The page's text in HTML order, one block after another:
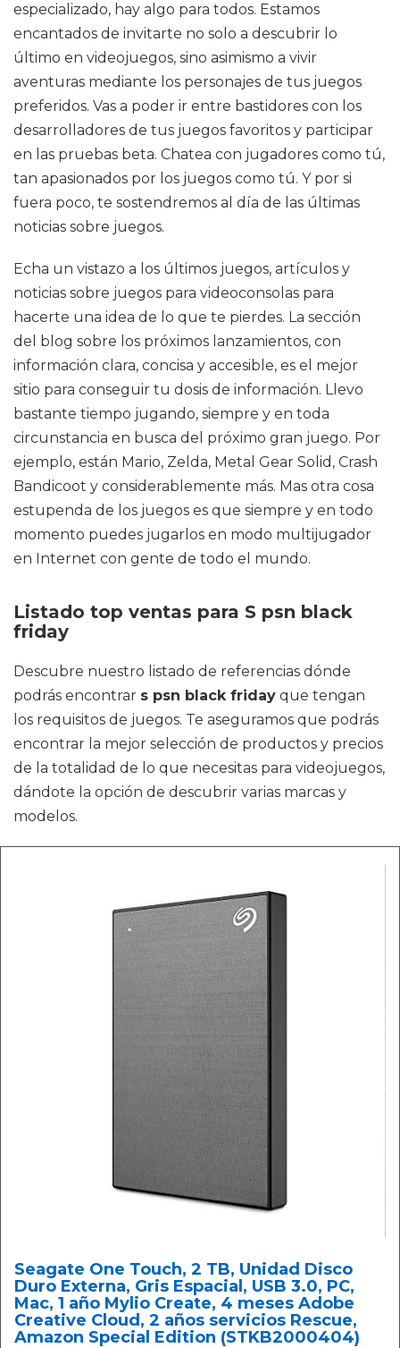
especializado, hay algo para todos. Estamos
encantados de invitarte no solo a descubrir lo
último en videojuegos, sino asimismo a vivir
aventuras mediante los personajes de tus juegos
preferidos. Vas a poder ir entre bastidores con los
desarrolladores de tus juegos favoritos y participar
en las pruebas beta. Chatea con jugadores como tú,
tan apasionados por los juegos como tú. Y por si
fuera poco, te sostendremos al día de las últimas
noticias sobre juegos.
Echa un vistazo a los últimos juegos, artículos y
noticias sobre juegos para videoconsolas para
hacerte una idea de lo que te pierdes. La sección
del blog sobre los próximos lanzamientos, con
información clara, concisa y accesible, es el mejor
sitio para conseguir tu dosis de información. Llevo
bastante tiempo jugando, siempre y en toda
circunstancia en busca del próximo gran juego. Por
ejemplo, están Mario, Zelda, Metal Gear Solid, Crash
Bandicoot y considerablemente más. Mas otra cosa
estupenda de los juegos es que siempre y en todo
momento puedes jugarlos en modo multijugador
en Internet con gente de todo el mundo.
Listado top ventas para S psn black
friday
Descubre nuestro listado de referencias dónde
podrás encontrar s psn black friday que tengan
los requisitos de juegos. Te aseguramos que podrás
encontrar la mejor selección de productos y precios
de la totalidad de lo que necesitas para videojuegos,
dándote la opción de descubrir varias marcas y
modelos.
Seagate One Touch, 2 TB, Unidad Disco
Duro Externa, Gris Espacial, USB 3.0, PC,
Mac, 1 año Mylio Create, 4 meses Adobe
Creative Cloud, 2 años servicios Rescue,
Amazon Special Edition (STKB2000404)